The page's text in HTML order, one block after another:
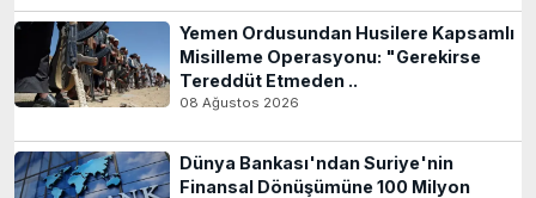
Yemen Ordusundan Husilere Kapsamlı
Misilleme Operasyonu: "Gerekirse
Tereddüt Etmeden ..
08 Ağustos 2026
Dünya Bankası'ndan Suriye'nin
Finansal Dönüşümüne 100 Milyon